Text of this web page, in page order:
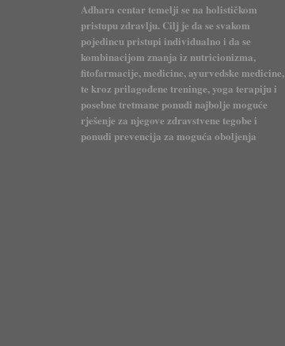
Adhara centar temelji se na holističkom
pristupu zdravlju. Cilj je da se svakom
pojedincu pristupi individualno i da se
kombinacijom znanja iz nutricionizma,
fitofarmacije, medicine, ayurvedske medicine,
te kroz prilagođene treninge, yoga terapiju i
posebne tretmane ponudi najbolje moguće
rješenje za njegove zdravstvene tegobe i
ponudi prevencija za moguća oboljenja